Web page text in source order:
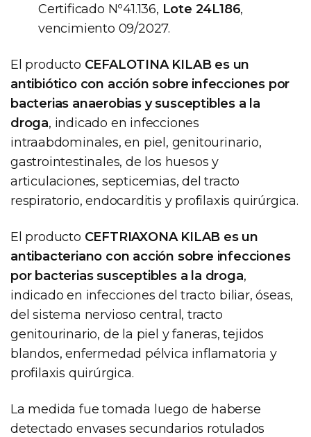
Certificado Nº41.136, Lote 24L186,
vencimiento 09/2027.
El producto CEFALOTINA KILAB es un
antibiótico con acción sobre infecciones por
bacterias anaerobias y susceptibles a la
droga, indicado en infecciones
intraabdominales, en piel, genitourinario,
gastrointestinales, de los huesos y
articulaciones, septicemias, del tracto
respiratorio, endocarditis y profilaxis quirúrgica.
El producto CEFTRIAXONA KILAB es un
antibacteriano con acción sobre infecciones
por bacterias susceptibles a la droga,
indicado en infecciones del tracto biliar, óseas,
del sistema nervioso central, tracto
genitourinario, de la piel y faneras, tejidos
blandos, enfermedad pélvica inflamatoria y
profilaxis quirúrgica.
La medida fue tomada luego de haberse
detectado envases secundarios rotulados